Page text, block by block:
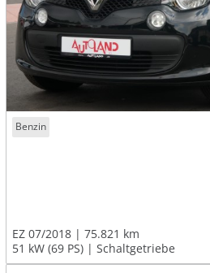
Benzin
EZ 07/2018
75.821 km
51 kW (69 PS)
Schaltgetriebe